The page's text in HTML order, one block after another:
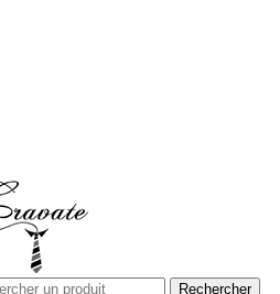
Rechercher